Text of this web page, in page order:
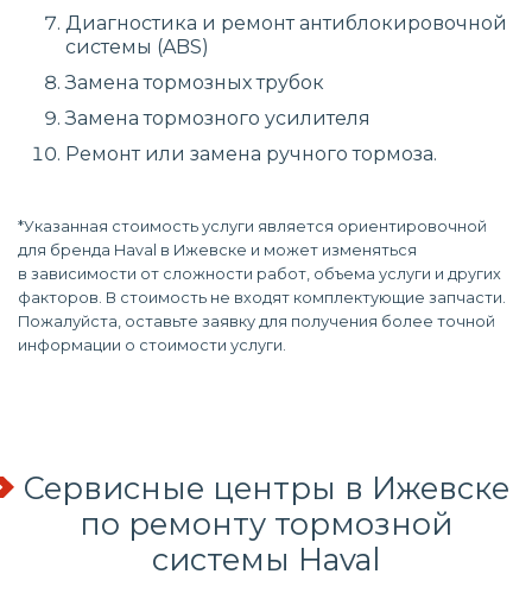
Диагностика и ремонт антиблокировочной
системы (ABS)
Замена тормозных трубок
Замена тормозного усилителя
Ремонт или замена ручного тормоза.
*Указанная стоимость услуги является ориентировочной
для бренда Haval в Ижевске и может изменяться
в зависимости от сложности работ, объема услуги и других
факторов. В стоимость не входят комплектующие запчасти.
Пожалуйста, оставьте заявку для получения более точной
информации о стоимости услуги.
Сервисные центры в Ижевске
по ремонту тормозной
системы Haval